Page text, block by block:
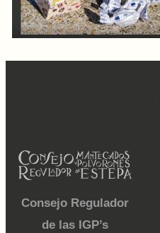
Consejo Regulador
de las IGP’s